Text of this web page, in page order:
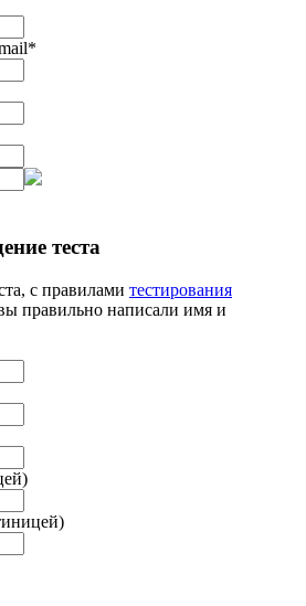
*
теста
с правилами тестирования
правильно написали имя и